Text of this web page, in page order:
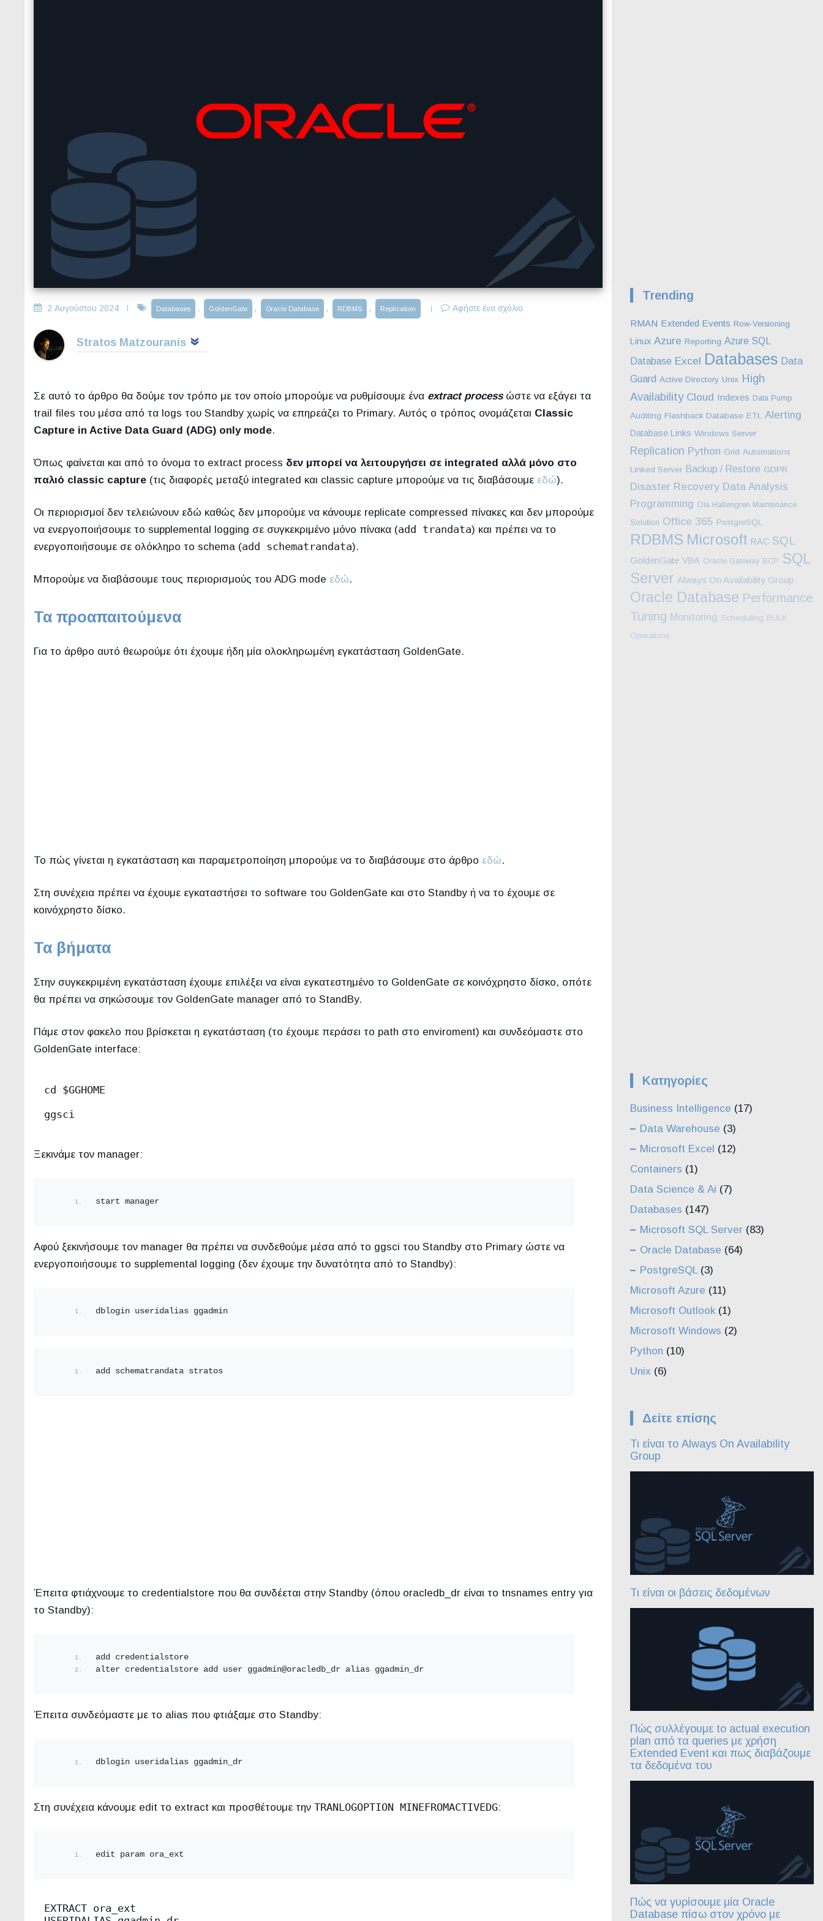
2 Αυγούστου 2024 Databases , GoldenGate , Oracle Database , RDBMS , Replication Αφήστε ένα σχόλιο
Stratos Matzouranis
Σε αυτό το άρθρο θα δούμε τον τρόπο με τον οποίο μπορούμε να ρυθμίσουμε ένα extract process ώστε να εξάγει τα
trail files του μέσα από τα logs του Standby χωρίς να επηρεάζει το Primary. Αυτός ο τρόπος ονομάζεται Classic
Capture in Active Data Guard (ADG) only mode.
Όπως φαίνεται και από το όνομα το extract process δεν μπορεί να λειτουργήσει σε integrated αλλά μόνο στο
παλιό classic capture (τις διαφορές μεταξύ integrated και classic capture μπορούμε να τις διαβάσουμε εδώ).
Οι περιορισμοί δεν τελειώνουν εδώ καθώς δεν μπορούμε να κάνουμε replicate compressed πίνακες και δεν μπορούμε
να ενεργοποιήσουμε το supplemental logging σε συγκεκριμένο μόνο πίνακα (add trandata) και πρέπει να το
ενεργοποιήσουμε σε ολόκληρο το schema (add schematrandata).
Μπορούμε να διαβάσουμε τους περιορισμούς του ADG mode εδώ.
Τα προαπαιτούμενα
Για το άρθρο αυτό θεωρούμε ότι έχουμε ήδη μία ολοκληρωμένη εγκατάσταση GoldenGate.
Το πώς γίνεται η εγκατάσταση και παραμετροποίηση μπορούμε να το διαβάσουμε στο άρθρο εδώ.
Στη συνέχεια πρέπει να έχουμε εγκαταστήσει το software του GoldenGate και στο Standby ή να το έχουμε σε
κοινόχρηστο δίσκο.
Τα βήματα
Στην συγκεκριμένη εγκατάσταση έχουμε επιλέξει να είναι εγκατεστημένο το GoldenGate σε κοινόχρηστο δίσκο, οπότε
θα πρέπει να σηκώσουμε τον GoldenGate manager από το StandBy.
Πάμε στον φακελο που βρίσκεται η εγκατάσταση (το έχουμε περάσει το path στο enviroment) και συνδεόμαστε στο
GoldenGate interface:
cd $GGHOME
ggsci
Ξεκινάμε τον manager:
start manager
Αφού ξεκινήσουμε τον manager θα πρέπει να συνδεθούμε μέσα από το ggsci του Standby στο Primary ώστε να
ενεργοποιήσουμε το supplemental logging (δεν έχουμε την δυνατότητα από το Standby):
dblogin useridalias ggadmin
add schematrandata stratos
Έπειτα φτιάχνουμε το credentialstore που θα συνδέεται στην Standby (όπου oracledb_dr είναι το tnsnames entry για
το Standby):
add credentialstore
alter credentialstore add user ggadmin@oracledb_dr alias ggadmin_dr
Έπειτα συνδεόμαστε με το alias που φτιάξαμε στο Standby:
dblogin useridalias ggadmin_dr
Στη συνέχεια κάνουμε edit το extract και προσθέτουμε την TRANLOGOPTION MINEFROMACTIVEDG:
edit param ora_ext
EXTRACT ora_ext
Trending
RMAN Extended Events Row-Versioning
Linux Azure Reporting Azure SQL
Database Excel Databases Data
Guard Active Directory Unix High
Availability Cloud Indexes Data Pump
Auditing Flashback Database ETL Alerting
Database Links Windows Server
Replication Python Grid Automations
Linked Server Backup / Restore GDPR
Disaster Recovery Data Analysis
Programming Ola Hallengren Maintenance
Solution Office 365 PostgreSQL
RDBMS Microsoft RAC SQL
GoldenGate VBA Oracle Gateway BCP SQL
Server Always On Availability Group
Oracle Database Performance
Tuning Monitoring Scheduling BULK
Operations
Kατηγορίες
Business Intelligence (17)
Data Warehouse (3)
Microsoft Excel (12)
Containers (1)
Data Science & Ai (7)
Databases (147)
Microsoft SQL Server (83)
Oracle Database (64)
PostgreSQL(3)
Microsoft Azure (11)
Microsoft Outlook (1)
Microsoft Windows (2)
Python (10)
Unix (6)
Δείτε επίσης
Τι είναι το Always On Availability
Group
Τι είναι οι βάσεις δεδομένων
Πώς συλλέγουμε to actual execution
plan από τα queries με χρήση
Extended Event και πως διαβάζουμε
τα δεδομένα του
Πώς να γυρίσουμε μία Oracle
Database πίσω στον χρόνο με